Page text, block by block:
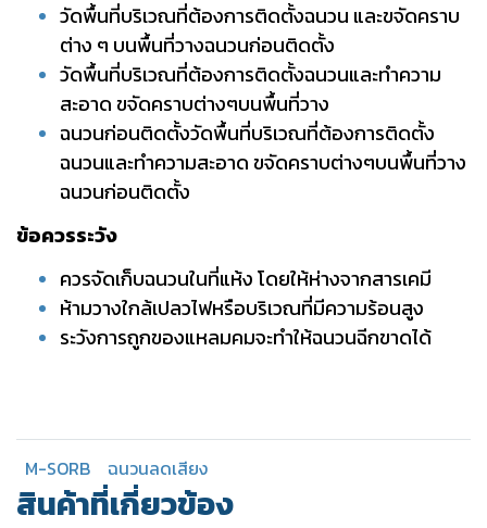
วัดพื้นที่บริเวณที่ต้องการติดตั้งฉนวน และขจัดคราบ
ต่าง ๆ บนพื้นที่วางฉนวนก่อนติดตั้ง
วัดพื้นที่บริเวณที่ต้องการติดตั้งฉนวนและทำความ
สะอาด ขจัดคราบต่างๆบนพื้นที่วาง
ฉนวนก่อนติดตั้งวัดพื้นที่บริเวณที่ต้องการติดตั้ง
ฉนวนและทำความสะอาด ขจัดคราบต่างๆบนพื้นที่วาง
ฉนวนก่อนติดตั้ง
ข้อควรระวัง
ควรจัดเก็บฉนวนในที่แห้ง โดยให้ห่างจากสารเคมี
ห้ามวางใกล้เปลวไฟหรือบริเวณที่มีความร้อนสูง
ระวังการถูกของแหลมคมจะทำให้ฉนวนฉีกขาดได้
M-SORB ฉนวนลดเสียง
สินค้าที่เกี่ยวข้อง